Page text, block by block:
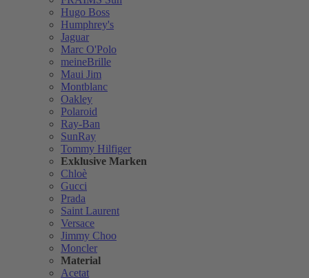
Hugo Boss
Humphrey's
Jaguar
Marc O'Polo
meineBrille
Maui Jim
Montblanc
Oakley
Polaroid
Ray-Ban
SunRay
Tommy Hilfiger
Exklusive Marken
Chloè
Gucci
Prada
Saint Laurent
Versace
Jimmy Choo
Moncler
Material
Acetat